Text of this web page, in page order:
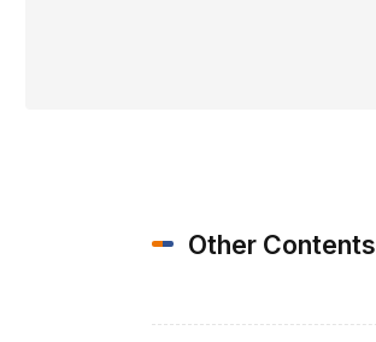
Other Contents